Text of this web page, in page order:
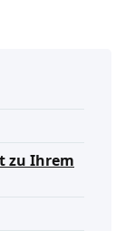
zu Ihrem